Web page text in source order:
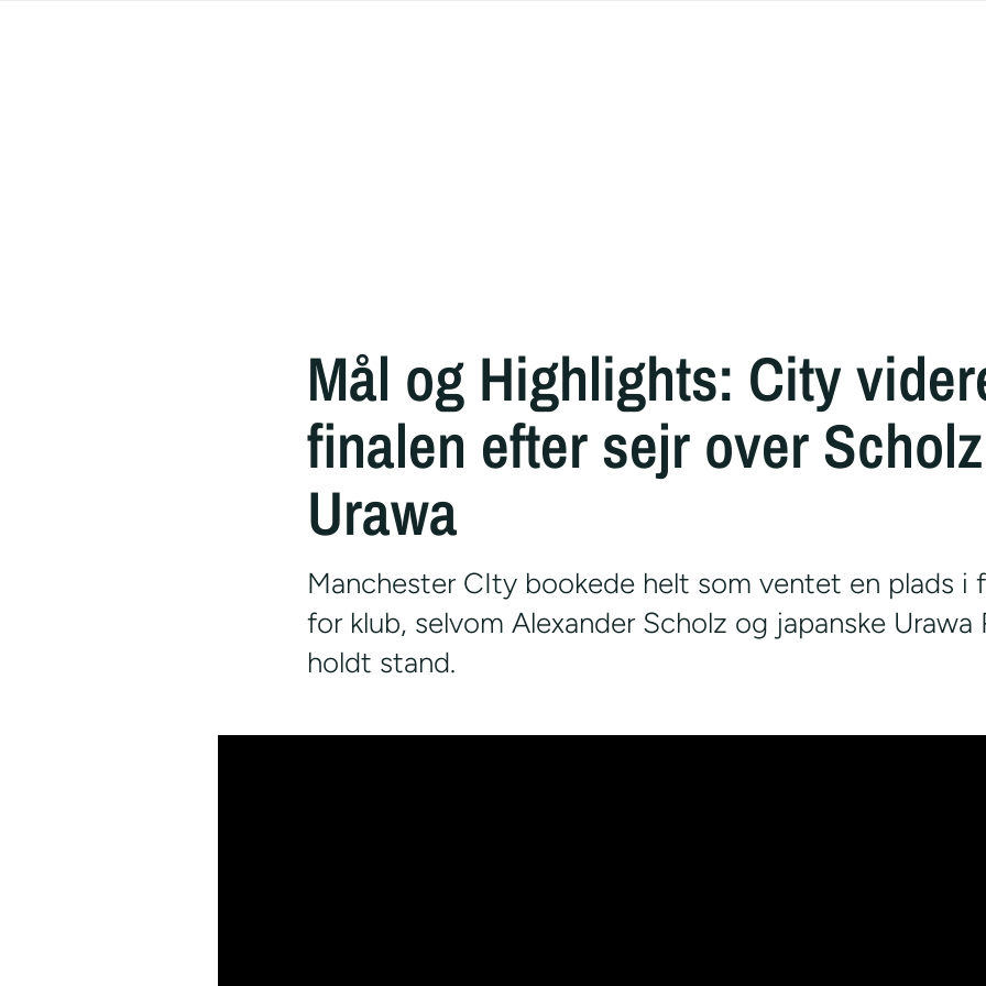
Mål og Highlights: City
finalen efter sejr over
Urawa
Manchester CIty bookede helt som ventet en plads i
for klub, selvom Alexander Scholz og japanske
holdt stand.